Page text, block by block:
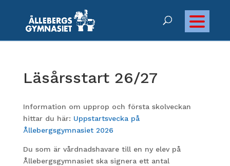
Läsårsstart 26/27
Information om upprop och första skolveckan
hittar du här: Uppstartsvecka på
Ållebergsgymnasiet 2026
Du som är vårdnadshavare till en ny elev på
Ållebergsgymnasiet ska signera ett antal